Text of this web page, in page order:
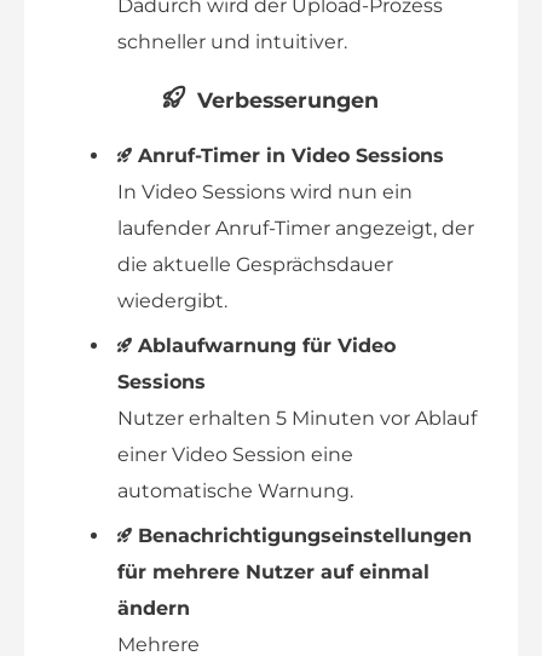
Dadurch wird der Upload-Prozess
schneller und intuitiver.
Verbesserungen
Anruf-Timer in Video Sessions
In Video Sessions wird nun ein
laufender Anruf-Timer angezeigt, der
die aktuelle Gesprächsdauer
wiedergibt.
Ablaufwarnung für Video
Sessions
Nutzer erhalten 5 Minuten vor Ablauf
einer Video Session eine
automatische Warnung.
Benachrichtigungseinstellungen
für mehrere Nutzer auf einmal
ändern
Mehrere